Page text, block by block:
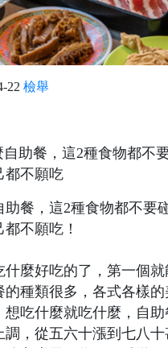
22 檢舉
助餐，這2種食物都不要
不願吃！
什麼好吃的了，第一個就
的種類很多，各式各樣
想吃什麼就吃什麼，自助
調，從五六十漲到七八十